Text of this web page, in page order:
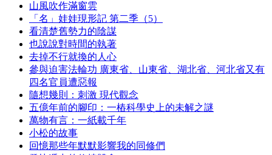
山風吹作滿窗雲
「名」娃娃現形記 第二季（5）
看清楚舊勢力的陰謀
也說說對時間的執著
去掉不行就換的人心
參與迫害法輪功 廣東省、山東省、湖北省、河北省又有
四名官員遭惡報
隨想幾則：刺激 現代觀念
五億年前的腳印：一樁科學史上的未解之謎
萬物有言：一紙載千年
小松的故事
回憶那些年默默影響我的同修們